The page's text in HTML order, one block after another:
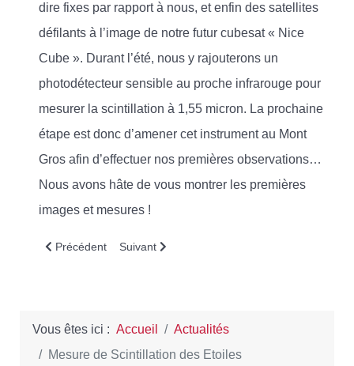
dire fixes par rapport à nous, et enfin des satellites
défilants à l’image de notre futur cubesat « Nice
Cube ». Durant l’été, nous y rajouterons un
photodétecteur sensible au proche infrarouge pour
mesurer la scintillation à 1,55 micron. La prochaine
étape est donc d’amener cet instrument au Mont
Gros afin d’effectuer nos premières observations…
Nous avons hâte de vous montrer les premières
images et mesures !
Article précédent : Farewell pour les étudiants de cette année
Précédent Article suivant : Le premier apprenti du CSU
Suivant
Vous êtes ici : Accueil
Actualités
Mesure de Scintillation des Etoiles